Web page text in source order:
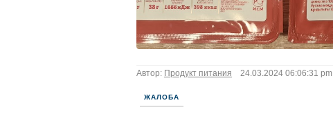
Автор: Продукт питания 24.03.2024 06:06:31 pm
ЖАЛОБА